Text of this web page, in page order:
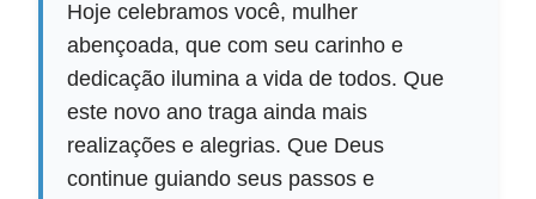
Hoje celebramos você, mulher
abençoada, que com seu carinho e
dedicação ilumina a vida de todos. Que
este novo ano traga ainda mais
realizações e alegrias. Que Deus
continue guiando seus passos e